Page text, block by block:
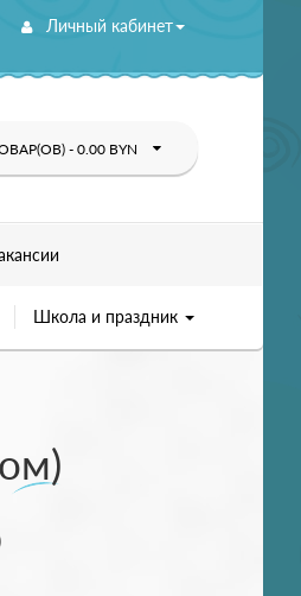
Личный кабинет
- 0.00 BYN
Школа и праздник